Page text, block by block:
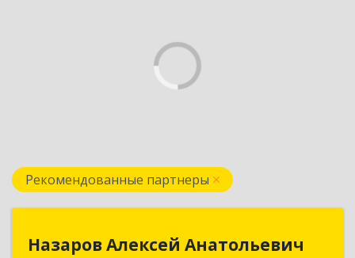
Рекомендованные партнеры
Назаров Алексей Анатольевич
Назаров Алексей Анатольевич